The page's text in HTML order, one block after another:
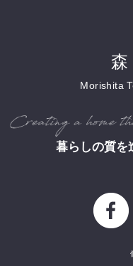
Morishita
暮らしの質を